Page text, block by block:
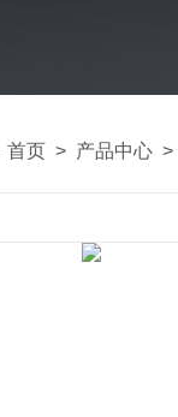
首页 > 产品中心 >